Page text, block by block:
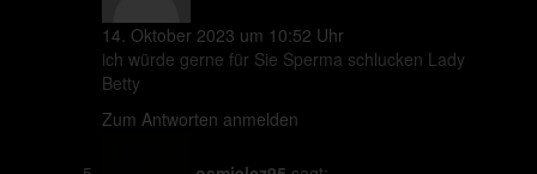
14. Oktober 2023 um 10:52 Uhr
ich würde gerne für Sie Sperma schlucken Lady
Betty
Zum Antworten anmelden